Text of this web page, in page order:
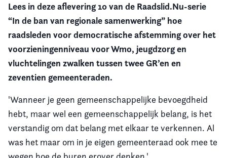
Lees in deze aflevering 10 van de Raadslid.Nu-serie
“In de ban van regionale samenwerking” hoe
raadsleden voor democratische afstemming over het
voorzieningenniveau voor Wmo, jeugdzorg en
vluchtelingen zwalken tussen twee GR’en en
zeventien gemeenteraden.
'Wanneer je geen gemeenschappelijke bevoegdheid
hebt, maar wel een gemeenschappelijk belang, is het
verstandig om dat belang met elkaar te verkennen. Al
was het maar om in je eigen gemeenteraad ook mee te